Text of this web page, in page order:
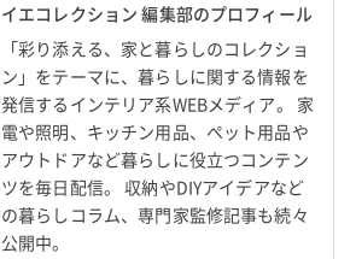
イエコレクション 編集部のプロフィール
「彩り添える、家と暮らしのコレクショ
ン」をテーマに、暮らしに関する情報を
発信するインテリア系WEBメディア。 家
電や照明、キッチン用品、ペット用品や
アウトドアなど暮らしに役立つコンテン
ツを毎日配信。 収納やDIYアイデアなど
の暮らしコラム、専門家監修記事も続々
公開中。